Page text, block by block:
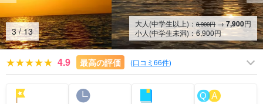
4/13
大人(中学生以上)： 8,900円 →7,900円
小人(中学生未満)：6,900円
4.9 最高の評価 (口コミ66件)